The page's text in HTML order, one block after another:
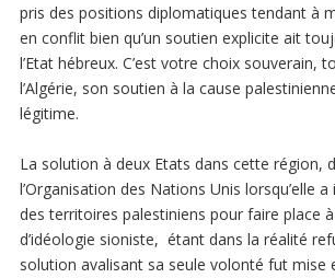
pris des positions diplomatiques tendant à
en conflit bien qu’un soutien explicite ait
l’Etat hébreux. C’est votre choix souverain,
l’Algérie, son soutien à la cause
légitime.
La solution à deux Etats dans cette région,
l’Organisation des Nations Unis lorsqu’elle
des territoires palestiniens pour faire place
d’idéologie sioniste, étant dans la réalité
solution avalisant sa seule volonté fut mise